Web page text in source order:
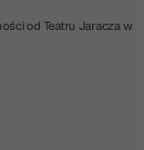
od Teatru Jaracza w